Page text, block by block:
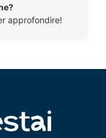
approfondire!